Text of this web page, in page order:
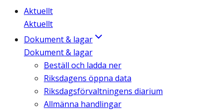
Aktuellt
Aktuellt
Dokument & lagar
Dokument & lagar
Beställ och ladda ner
Riksdagens öppna data
Riksdagsförvaltningens diarium
Allmänna handlingar